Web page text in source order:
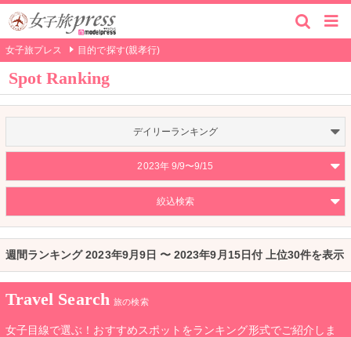
女子旅プレス 目的で探す(親孝行)
Spot Ranking
デイリーランキング
2023年 9/9〜9/15
絞込検索
週間ランキング 2023年9月9日 〜 2023年9月15日付 上位30件を表示
Travel Search 旅の検索
女子目線で選ぶ！おすすめスポットをランキング形式でご紹介しま